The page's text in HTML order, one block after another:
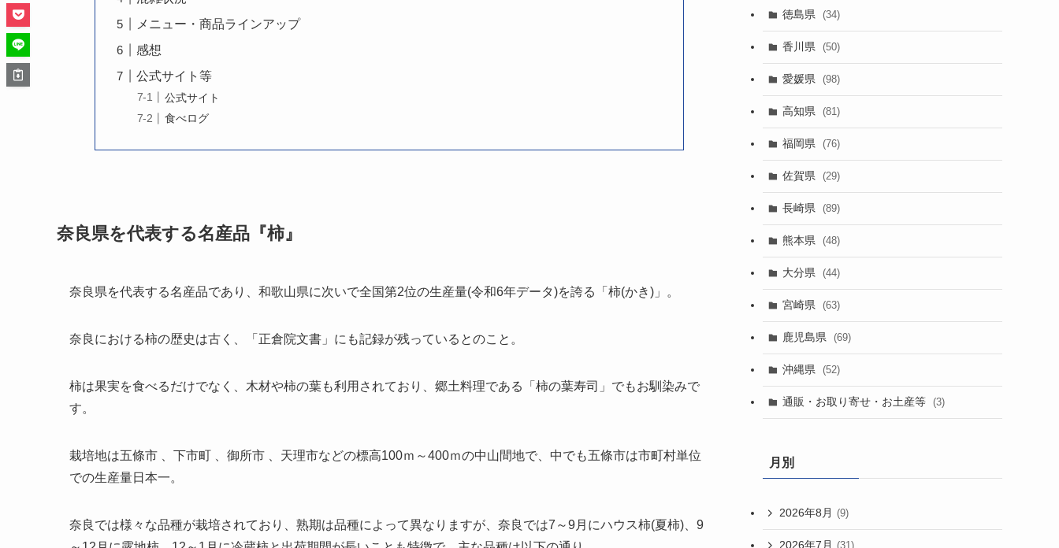
メニュー・商品ラインアップ
感想
公式サイト等
公式サイト
食べログ
奈良県を代表する名産品『柿』
奈良県を代表する名産品であり、和歌山県に次いで全国第2位の生産量(令和6年データ)を誇る「柿(かき)」。
奈良における柿の歴史は古く、「正倉院文書」にも記録が残っているとのこと。
柿は果実を食べるだけでなく、木材や柿の葉も利用されており、郷土料理である「柿の葉寿司」でもお馴染みで
す。
栽培地は五條市 、下市町 、御所市 、天理市などの標高100ｍ～400ｍの中山間地で、中でも五條市は市町村単位
での生産量日本一。
奈良では様々な品種が栽培されており、熟期は品種によって異なりますが、奈良では7～9月にハウス柿(夏柿)、9
徳島県 (34)
香川県 (50)
愛媛県 (98)
高知県 (81)
福岡県 (76)
佐賀県 (29)
長崎県 (89)
熊本県 (48)
大分県 (44)
宮崎県 (63)
鹿児島県 (69)
沖縄県 (52)
通販・お取り寄せ・お土産等 (3)
月別
2026年8月 (9)
2026年7月 (31)